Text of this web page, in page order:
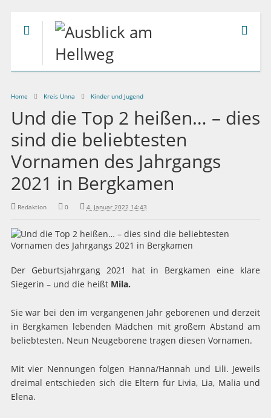
Home Kreis Unna Kinder und Jugend
Und die Top 2 heißen… – dies
sind die beliebtesten
Vornamen des Jahrgangs
2021 in Bergkamen
Redaktion 0 4. Januar 2022 14:43
Der Geburtsjahrgang 2021 hat in Bergkamen eine klare
Siegerin – und die heißt Mila.
Sie war bei den im vergangenen Jahr geborenen und derzeit
in Bergkamen lebenden Mädchen mit großem Abstand am
beliebtesten. Neun Neugeborene tragen diesen Vornamen.
Mit vier Nennungen folgen Hanna/Hannah und Lili. Jeweils
dreimal entschieden sich die Eltern für Livia, Lia, Malia und
Elena.